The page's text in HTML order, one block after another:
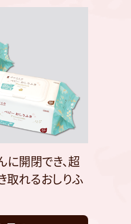
に開閉でき、超
取れるおしりふ